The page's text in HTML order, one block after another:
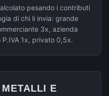
pesando i contributi
di chi li invia: grande
3x, azienda
1x, privato 0,5x.
E